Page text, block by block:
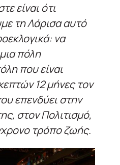
είναι ότι
τη Λάρισα αυτό
να
πόλη
που είναι
12 μήνες τον
επενδύει στην
στον Πολιτισμό,
τρόπο ζωής.